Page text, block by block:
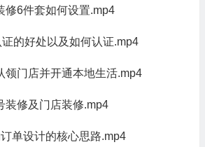
修6件套如何设置.mp4
的好处以及如何认证.mp4
领门店并开通本地生活.mp4
装修及门店装修.mp4
单设计的核心思路.mp4